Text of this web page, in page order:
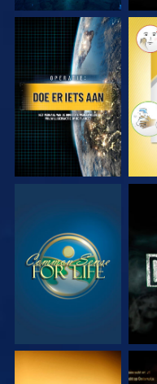
KIJK
KIJK